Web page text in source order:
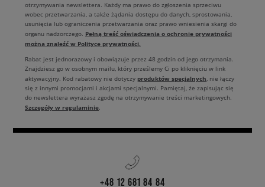
otrzymywania newslettera. Każdy ma prawo do zgłoszenia sprzeciwu
wobec przetwarzania, a także żądania dostępu do danych, sprostowania,
usunięcia lub ograniczenia przetwarzania oraz prawo wniesienia skargi do
organu nadzorczego. Pełną treść oświadczenia o ochronie prywatności
można znaleźć w Polityce prywatności.
Rabat jest jednorazowy i obowiązuje przez 48 godzin od jego otrzymania.
Znajdziesz go w osobnym mailu, który prześlemy Ci po kliknięciu w link
aktywacyjny. Kod rabatowy nie dotyczy produktów specjalnych, nie łączy
się z innymi promocjami i akcjami specjalnymi. Pamiętaj, że zapisując się
do newslettera wyrażasz zgodę na otrzymywanie treści marketingowych.
Szczegóły w regulaminie.
+48 12 681 84 84